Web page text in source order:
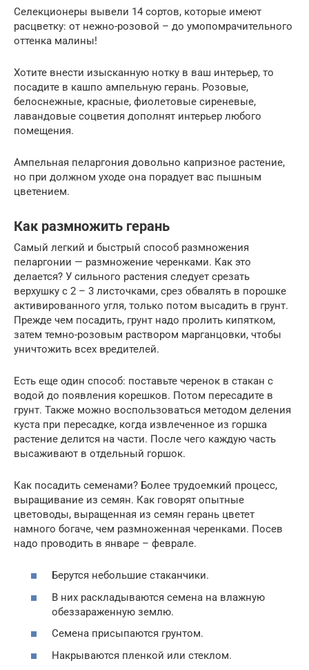
Селекционеры вывели 14 сортов, которые имеют
расцветку: от нежно-розовой – до умопомрачительного
оттенка малины!
Хотите внести изысканную нотку в ваш интерьер, то
посадите в кашпо ампельную герань. Розовые,
белоснежные, красные, фиолетовые сиреневые,
лавандовые соцветия дополнят интерьер любого
помещения.
Ампельная пеларгония довольно капризное растение,
но при должном уходе она порадует вас пышным
цветением.
Как размножить герань
Самый легкий и быстрый способ размножения
пеларгонии — размножение черенками. Как это
делается? У сильного растения следует срезать
верхушку с 2 – 3 листочками, срез обвалять в порошке
активированного угля, только потом высадить в грунт.
Прежде чем посадить, грунт надо пролить кипятком,
затем темно-розовым раствором марганцовки, чтобы
уничтожить всех вредителей.
Есть еще один способ: поставьте черенок в стакан с
водой до появления корешков. Потом пересадите в
грунт. Также можно воспользоваться методом деления
куста при пересадке, когда извлеченное из горшка
растение делится на части. После чего каждую часть
высаживают в отдельный горшок.
Как посадить семенами? Более трудоемкий процесс,
выращивание из семян. Как говорят опытные
цветоводы, выращенная из семян герань цветет
намного богаче, чем размноженная черенками. Посев
надо проводить в январе – феврале.
Берутся небольшие стаканчики.
В них раскладываются семена на влажную
обеззараженную землю.
Семена присыпаются грунтом.
Накрываются пленкой или стеклом.